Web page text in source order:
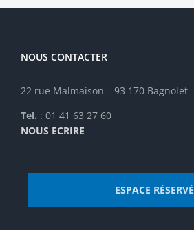
NOUS CONTACTER
22 rue Malmaison – 93 170 Bagnolet
Tel. : 01 41 63 27 60
NOUS ECRIRE
ESPACE RÉSERVÉ